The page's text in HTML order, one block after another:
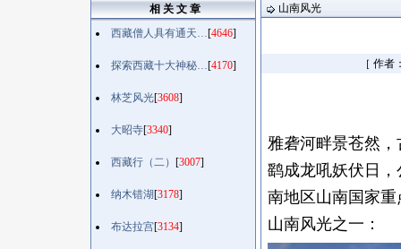
相 关 文 章
西藏僧人具有通天…[4646]
探索西藏十大神秘…[4170]
林芝风光[3608]
大昭寺[3340]
西藏行（二） [3007]
纳木错湖[3178]
布达拉宫[3134]
山南风光
［ 作
雅砻河畔景苍然
鹞成龙吼妖伏日
南地区山南国家
山南风光之一：